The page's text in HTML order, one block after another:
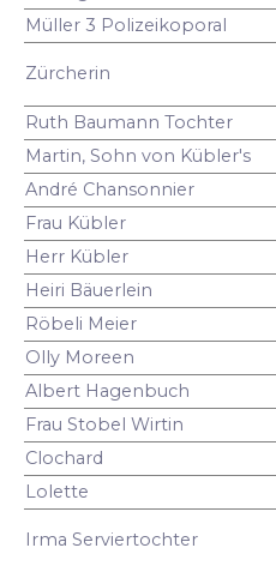
Müller 3 Polizeikoporal
Zürcherin
Ruth Baumann Tochter
Martin, Sohn von Kübler's
André Chansonnier
Frau Kübler
Herr Kübler
Heiri Bäuerlein
Röbeli Meier
Olly Moreen
Albert Hagenbuch
Frau Stobel Wirtin
Clochard
Lolette
Irma Serviertochter